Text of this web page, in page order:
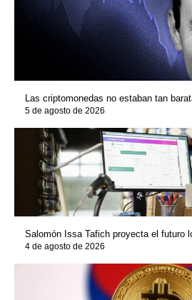
Las criptomonedas no estaban tan
5 de agosto de 2026
Salomón Issa Tafich proyecta el futuro
4 de agosto de 2026